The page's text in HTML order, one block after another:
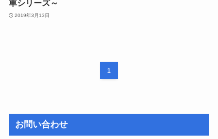
車シリーズ～
2019年3月13日
1
お問い合わせ